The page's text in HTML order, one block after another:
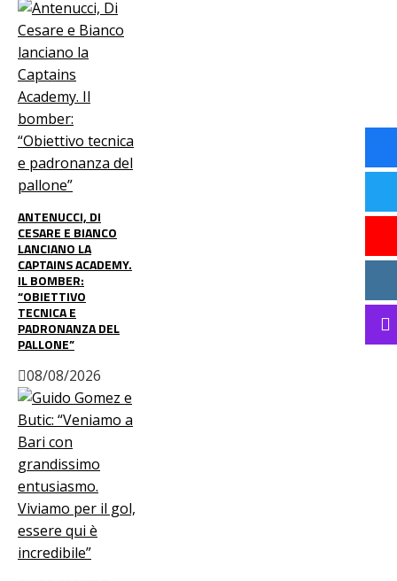
ANTENUCCI, DI
CESARE E BIANCO
LANCIANO LA
CAPTAINS ACADEMY.
IL BOMBER:
“OBIETTIVO
TECNICA E
PADRONANZA DEL
PALLONE”
08/08/2026